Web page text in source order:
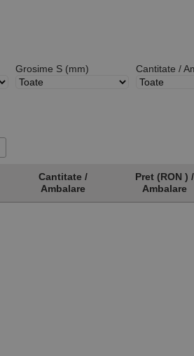
Grosime S (mm) Cantitate /
Cantitate /
Ambalare
Pret (RON ) /
Ambalare